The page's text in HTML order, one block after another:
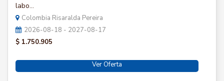
labo...
Colombia Risaralda Pereira
2026-08-18 - 2027-08-17
$ 1.750.905
Ver Oferta